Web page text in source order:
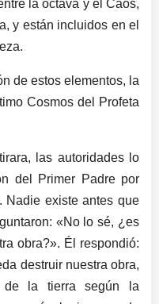
la octava y el Caos,
y están incluidos en el
de estos elementos, la
Cosmos del Profeta
las autoridades lo
del Primer Padre por
Nadie existe antes que
«No lo sé, ¿es
obra?». Él respondió:
destruir nuestra obra,
de la tierra según la